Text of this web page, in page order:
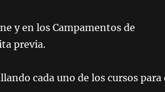
y en los Campamentos de
previa.
cada uno de los cursos para